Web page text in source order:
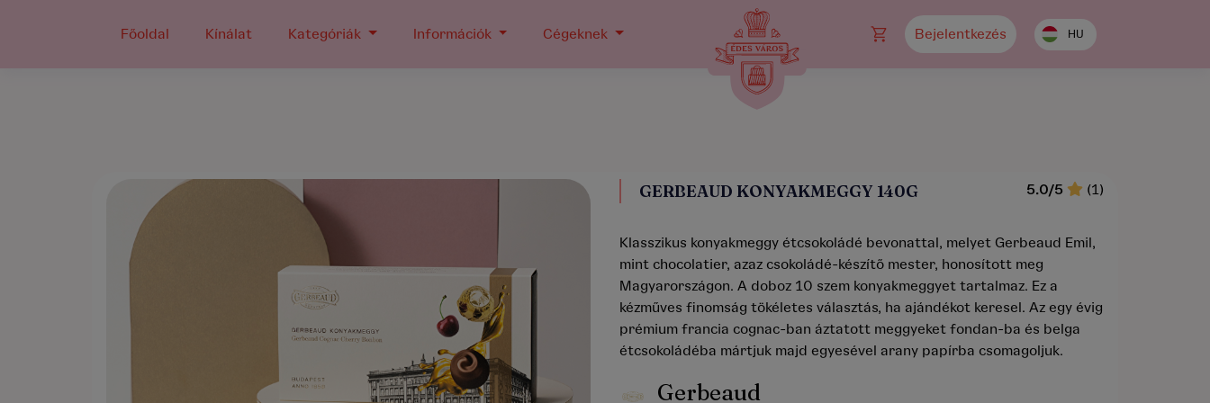
Főoldal Kínálat Kategóriák Információk Cégeknek Bejelentkezés HU
GERBEAUD KONYAKMEGGY 140G 5.0/5 (1)
Klasszikus konyakmeggy étcsokoládé bevonattal, melyet Gerbeaud Emil,
mint chocolatier, azaz csokoládé-készítő mester, honosított meg
Magyarországon. A doboz 10 szem konyakmeggyet tartalmaz. Ez a
kézműves finomság tökéletes választás, ha ajándékot keresel. Az egy évig
prémium francia cognac-ban áztatott meggyeket fondan-ba és belga
étcsokoládéba mártjuk majd egyesével arany papírba csomagoljuk.
Gerbeaud